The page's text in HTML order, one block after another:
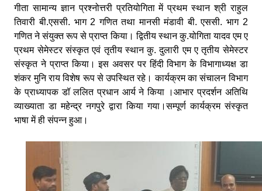
गीता सामान्य ज्ञान प्रश्नोत्तरी प्रतियोगिता में प्रथम स्थान श्री राहुल
तिवारी बी.एससी. भाग 2 गणित तथा मानसी मंडावी बी. एससी. भाग 2
गणित ने संयुक्त रूप से प्राप्त किया। द्वितीय स्थान कु.योगिता यादव एम ए
प्रथम सेमेस्टर संस्कृत एवं तृतीय स्थान कु. दुलारी एम ए तृतीय सेमेस्टर
संस्कृत ने प्राप्त किया। इस अवसर पर हिंदी विभाग के विभागाध्यक्ष डा
शंकर मुनि राय विशेष रूप से उपस्थित रहे। कार्यक्रम का संचालन विभाग
के प्राध्यापक डॉ ललित प्रधान आर्य ने किया ।आभार प्रदर्शन अतिथि
व्याख्याता डा महेन्द्र नगपुरे द्वारा किया गया।सम्पूर्ण कार्यक्रम संस्कृत
भाषा में ही संपन्न हुआ।